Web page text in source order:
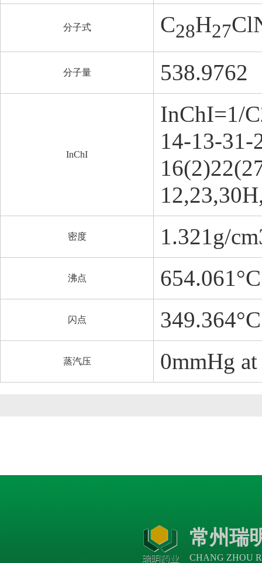
分子式 C28H27
分子量 538.9762
InChI
InChI=1/
14-13-31-
密度 1.321g/
沸点
闪点 349.364°C
蒸汽压 0mmHg at
常州瑞
CHANG ZHOU